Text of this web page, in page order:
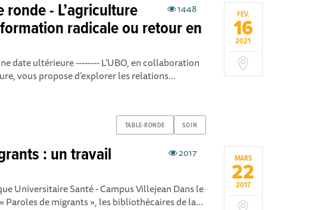
FÉV.
16
2021
1448
ronde - L’agriculture
radicale ou retour en
date ultérieure -------- L’UBO, en collaboration
vous propose d’explorer les relations...
TABLE-RONDE SOIN
MARS
22
2017
2017
: un travail
Universitaire Santé - Campus Villejean Dans le
Paroles de migrants », les bibliothécaires de la...